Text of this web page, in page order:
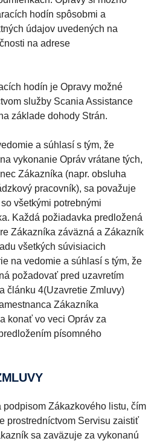
hodín spôsobmi a
údajov uvedených na
na adrese
hodín je Opravy možné
služby Scania Assistance
základe dohody Strán.
a súhlasí s tým, že
vykonanie Opráv vrátane tých,
Zákazníka (napr. obsluha
pracovník), sa považuje
všetkými potrebnými
Každá požiadavka predložená
Zákazníka záväzná a Zákazník
všetkých súvisiacich
na vedomie a súhlasí s tým, že
požadovať pred uzavretím
článku 4(Uzavretie Zmluvy)
Zákazníka
konať vo veci Opráv za
písomného
podpisom Zákazkového listu, čím
prostredníctvom Servisu zaistiť
sa zaväzuje za vykonanú